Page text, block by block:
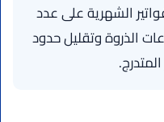
الشهرية على عدد
الذروة وتقليل حدود